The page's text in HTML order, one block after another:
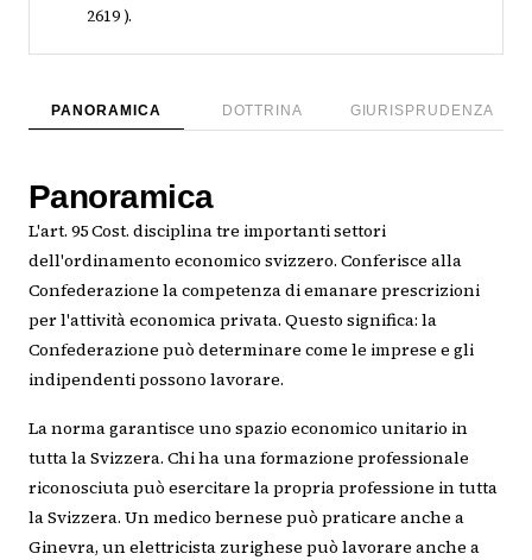
2619 ).
PANORAMICA DOTTRINA GIURISPRUDENZA
Panoramica
L'art. 95 Cost. disciplina tre importanti settori
dell'ordinamento economico svizzero. Conferisce alla
Confederazione la competenza di emanare prescrizioni
per l'attività economica privata. Questo significa: la
Confederazione può determinare come le imprese e gli
indipendenti possono lavorare.
La norma garantisce uno spazio economico unitario in
tutta la Svizzera. Chi ha una formazione professionale
riconosciuta può esercitare la propria professione in tutta
la Svizzera. Un medico bernese può praticare anche a
Ginevra, un elettricista zurighese può lavorare anche a